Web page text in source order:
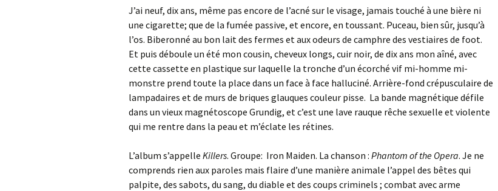
J’ai neuf, dix ans, même pas encore de l’acné sur le visage, jamais touché à une bière ni
une cigarette; que de la fumée passive, et encore, en toussant. Puceau, bien sûr, jusqu’à
l’os. Biberonné au bon lait des fermes et aux odeurs de camphre des vestiaires de foot.
Et puis déboule un été mon cousin, cheveux longs, cuir noir, de dix ans mon aîné, avec
cette cassette en plastique sur laquelle la tronche d’un écorché vif mi-homme mi-
monstre prend toute la place dans un face à face halluciné. Arrière-fond crépusculaire de
lampadaires et de murs de briques glauques couleur pisse. La bande magnétique défile
dans un vieux magnétoscope Grundig, et c’est une lave rauque rêche sexuelle et violente
qui me rentre dans la peau et m’éclate les rétines.
L’album s’appelle Killers. Groupe: Iron Maiden. La chanson : Phantom of the Opera. Je ne
comprends rien aux paroles mais flaire d’une manière animale l’appel des bêtes qui
palpite, des sabots, du sang, du diable et des coups criminels ; combat avec arme